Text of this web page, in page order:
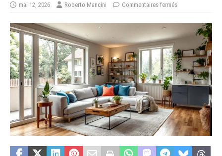
mai 12, 2026 Roberto Mancini Commentaires fermés